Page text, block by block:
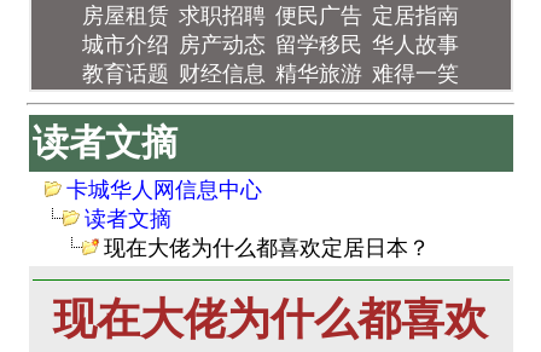
房屋租赁 求职招聘 便民广告 定居指南
城市介绍 房产动态 留学移民 华人故事
教育话题 财经信息 精华旅游 难得一笑
读者文摘
卡城华人网信息中心
读者文摘
现在大佬为什么都喜欢定居日本？
现在大佬为什么都喜欢